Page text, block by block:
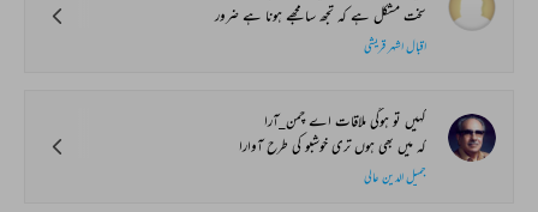
سخت مشکل ہے کہ تجھ سا مجھے ہونا ہے ضرور
اقبال اشہر قریشی
کہیں تو ہوگی ملاقات اے چمن_آرا
کہ میں بھی ہوں تری خوشبو کی طرح آوارا
جمیل الدین عالی